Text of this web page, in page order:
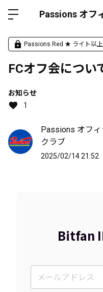
Passions オフ
Passions Red ★ ライト以上
FCオフ会につい
お知らせ
1
Passions オフ
クラブ
2025/02/14 21:52
Bitfan